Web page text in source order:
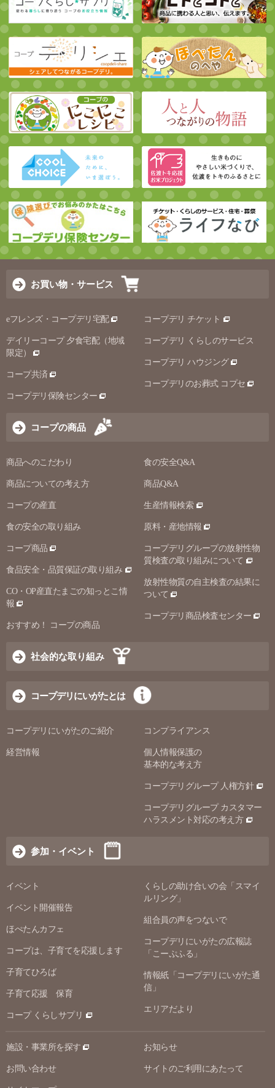
お買い物・サービス
eフレンズ・コープデリ宅配
デイリーコープ 夕食宅配（地域
限定）
コープ共済
コープデリ保険センター
コープデリ チケット
コープデリ くらしのサービス
コープデリ ハウジング
コープデリのお葬式 コプセ
コープの商品
商品へのこだわり
商品についての考え方
コープの産直
食の安全の取り組み
コープ商品
食品安全・品質保証の取り組み
CO・OP産直たまごの知っとこ情
報
おすすめ！ コープの商品
食の安全Q&A
商品Q&A
生産情報検索
原料・産地情報
コープデリグループの放射性物
質検査の取り組みについて
放射性物質の自主検査の結果に
ついて
コープデリ商品検査センター
社会的な取り組み
コープデリにいがたとは
コープデリにいがたのご紹介
経営情報
コンプライアンス
個人情報保護の
基本的な考え方
コープデリグループ 人権方針
コープデリグループ カスタマー
ハラスメント対応の考え方
参加・イベント
イベント
イベント開催報告
ほぺたんカフェ
コープは、子育てを応援します
子育てひろば
子育て応援 保育
コープ くらしサプリ
くらしの助け合いの会「スマイ
ルリング」
組合員の声をつないで
コープデリにいがたの広報誌
「こーぷふる」
情報紙「コープデリにいがた通
信」
エリアだより
施設・事業所を探す
お問い合わせ
お知らせ
サイトのご利用にあたって